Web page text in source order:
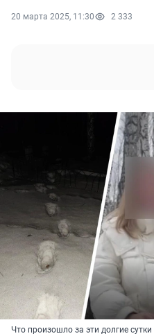
20 марта 2025, 11:30 2 333
Что произошло за эти долгие сутки